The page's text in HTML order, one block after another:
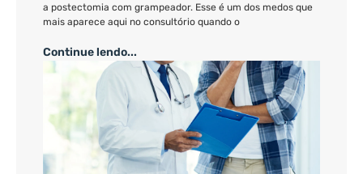
a postectomia com grampeador. Esse é um dos medos que
mais aparece aqui no consultório quando o
Continue lendo...